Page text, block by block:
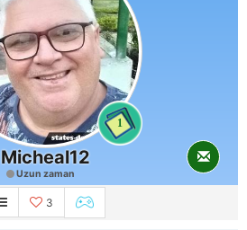
1
Micheal12
Uzun zaman
3